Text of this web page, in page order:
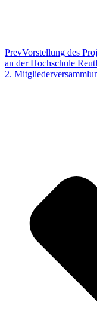
PrevVorstellung des
an der Hochschule
2.